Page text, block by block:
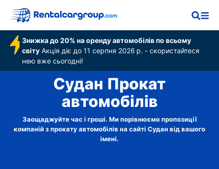
Знижка до 20% на оренду автомобілів по всьому
світу Акція діє до 11 серпня 2026 р. - скористайтеся
нею вже сьогодні!
Судан Прокат
автомобілів
Заощаджуйте час і гроші. Ми порівнюємо пропозиції
компаній з прокату автомобілів на сайті Судан від вашого
імені.